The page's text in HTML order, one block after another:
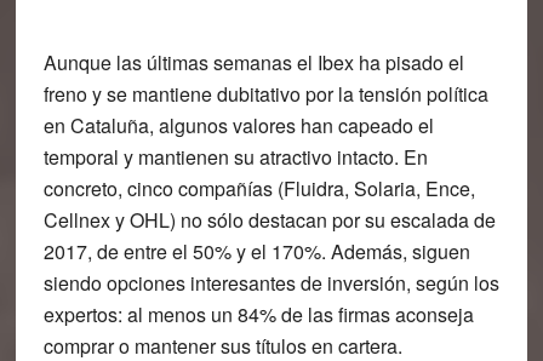
Aunque las últimas semanas el Ibex ha pisado el
freno y se mantiene dubitativo por la tensión política
en Cataluña, algunos valores han capeado el
temporal y mantienen su atractivo intacto. En
concreto, cinco compañías (Fluidra, Solaria, Ence,
Cellnex y OHL) no sólo destacan por su escalada de
2017, de entre el 50% y el 170%. Además, siguen
siendo opciones interesantes de inversión, según los
expertos: al menos un 84% de las firmas aconseja
comprar o mantener sus títulos en cartera.